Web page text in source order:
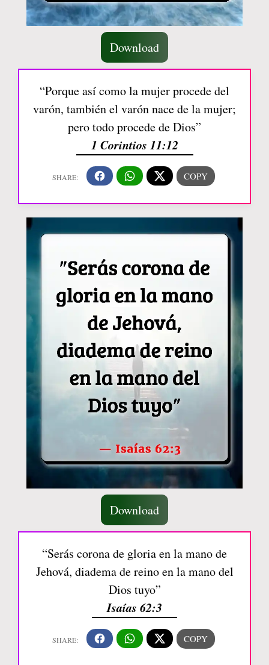
Download
“Porque así como la mujer procede del
varón, también el varón nace de la mujer;
pero todo procede de Dios”
1 Corintios 11:12
Download
“Serás corona de gloria en la mano de
Jehová, diadema de reino en la mano del
Dios tuyo”
Isaías 62:3